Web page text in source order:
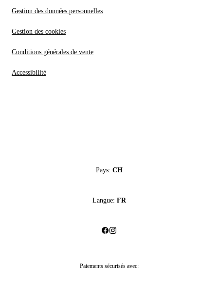
Gestion des données personnelles
Gestion des cookies
Conditions générales de vente
Accessibilité
Pays: CH
Langue: FR
Paiements sécurisés avec: